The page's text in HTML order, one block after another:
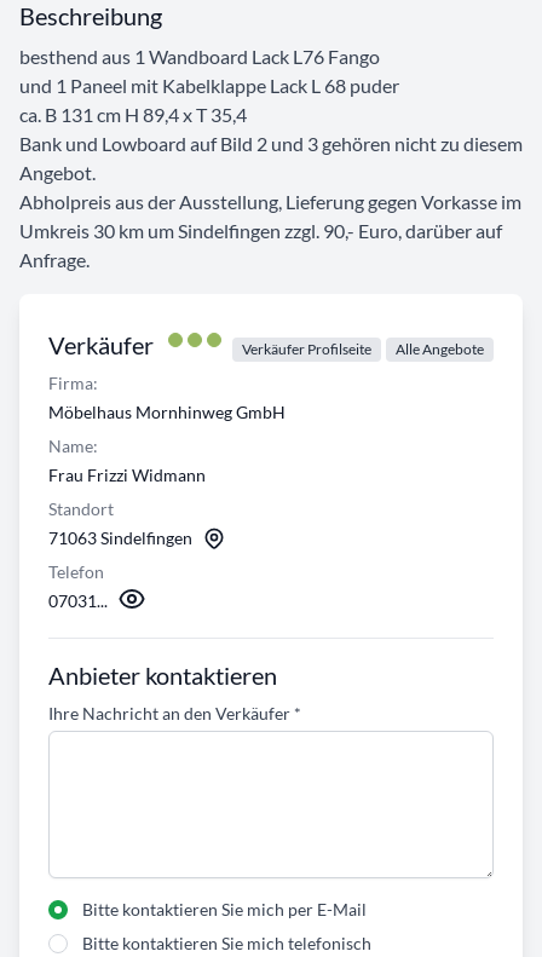
Verkäufer Verkäufer Profilseite Alle Angebote
Firma:
Möbelhaus Mornhinweg GmbH
Name:
Frau Frizzi Widmann
Standort
71063 Sindelfingen
Telefon
07031...
Anbieter kontaktieren
Ihre Nachricht an den Verkäufer *
Bitte kontaktieren Sie mich per E-Mail
Bitte kontaktieren Sie mich telefonisch
Beschreibung
besthend aus 1 Wandboard Lack L76 Fango
und 1 Paneel mit Kabelklappe Lack L 68 puder
ca. B 131 cm H 89,4 x T 35,4
Bank und Lowboard auf Bild 2 und 3 gehören nicht zu diesem
Angebot.
Abholpreis aus der Ausstellung, Lieferung gegen Vorkasse im
Umkreis 30 km um Sindelfingen zzgl. 90,- Euro, darüber auf
Anfrage.